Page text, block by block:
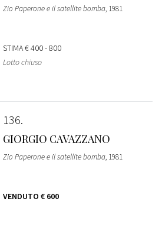
Zio Paperone e il satellite bomba, 1981
STIMA€ 400 - 800
Lotto chiuso
136
GIORGIO CAVAZZANO
Zio Paperone e il satellite bomba, 1981
VENDUTO € 600